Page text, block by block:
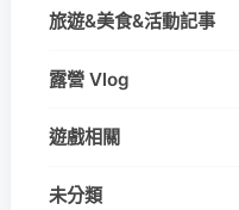
旅遊&美食&活動記事
露營 Vlog
遊戲相關
未分類